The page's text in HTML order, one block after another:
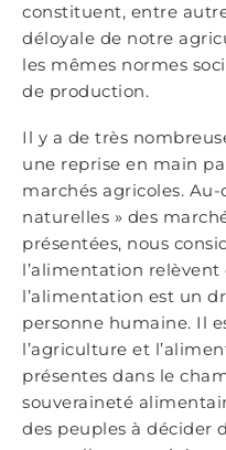
constituent, entre
déloyale de notre
les mêmes normes
de production.
Il y a de très
une reprise en main
marchés agricoles.
naturelles » des
présentées, nous
l’alimentation relèvent
l’alimentation est un
personne humaine. Il
l’agriculture et
présentes dans le
souveraineté
des peuples à décider